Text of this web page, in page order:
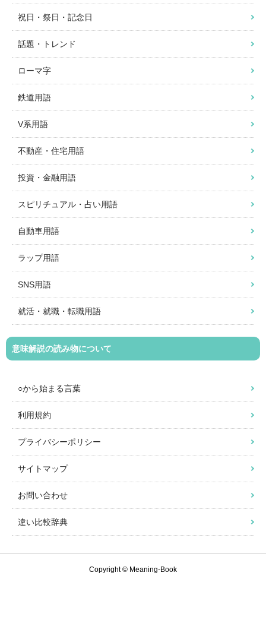
祝日・祭日・記念日
話題・トレンド
ローマ字
鉄道用語
V系用語
不動産・住宅用語
投資・金融用語
スピリチュアル・占い用語
自動車用語
ラップ用語
SNS用語
就活・就職・転職用語
意味解説の読み物について
○から始まる言葉
利用規約
プライバシーポリシー
サイトマップ
お問い合わせ
違い比較辞典
Copyright © Meaning-Book